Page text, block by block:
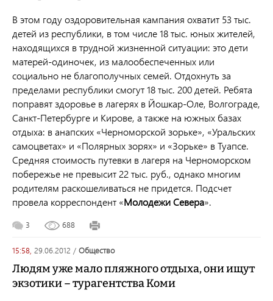
В этом году оздоровительная кампания охватит 53 тыс.
детей из республики, в том числе 18 тыс. юных жителей,
находящихся в трудной жизненной ситуации: это дети
матерей-одиночек, из малообеспеченных или
социально не благополучных семей. Отдохнуть за
пределами республики смогут 18 тыс. 200 детей. Ребята
поправят здоровье в лагерях в Йошкар-Оле, Волгограде,
Санкт-Петербурге и Кирове, а также на южных базах
отдыха: в анапских «Черноморской зорьке», «Уральских
самоцветах» и «Полярных зорях» и «Зорьке» в Туапсе.
Средняя стоимость путевки в лагеря на Черноморском
побережье не превысит 22 тыс. руб., однако многим
родителям раскошеливаться не придется. Подсчет
провела корреспондент «Молодежи Севера».
3 688
15:58, 29.06.2012 / общество
Людям уже мало пляжного отдыха, они ищут
экзотики – турагентства Коми